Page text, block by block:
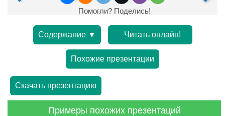
Помогли? Поделись!
Содержание ▼ Читать онлайн!
Похожие презентации
Скачать презентацию
Примеры похожих презентаций